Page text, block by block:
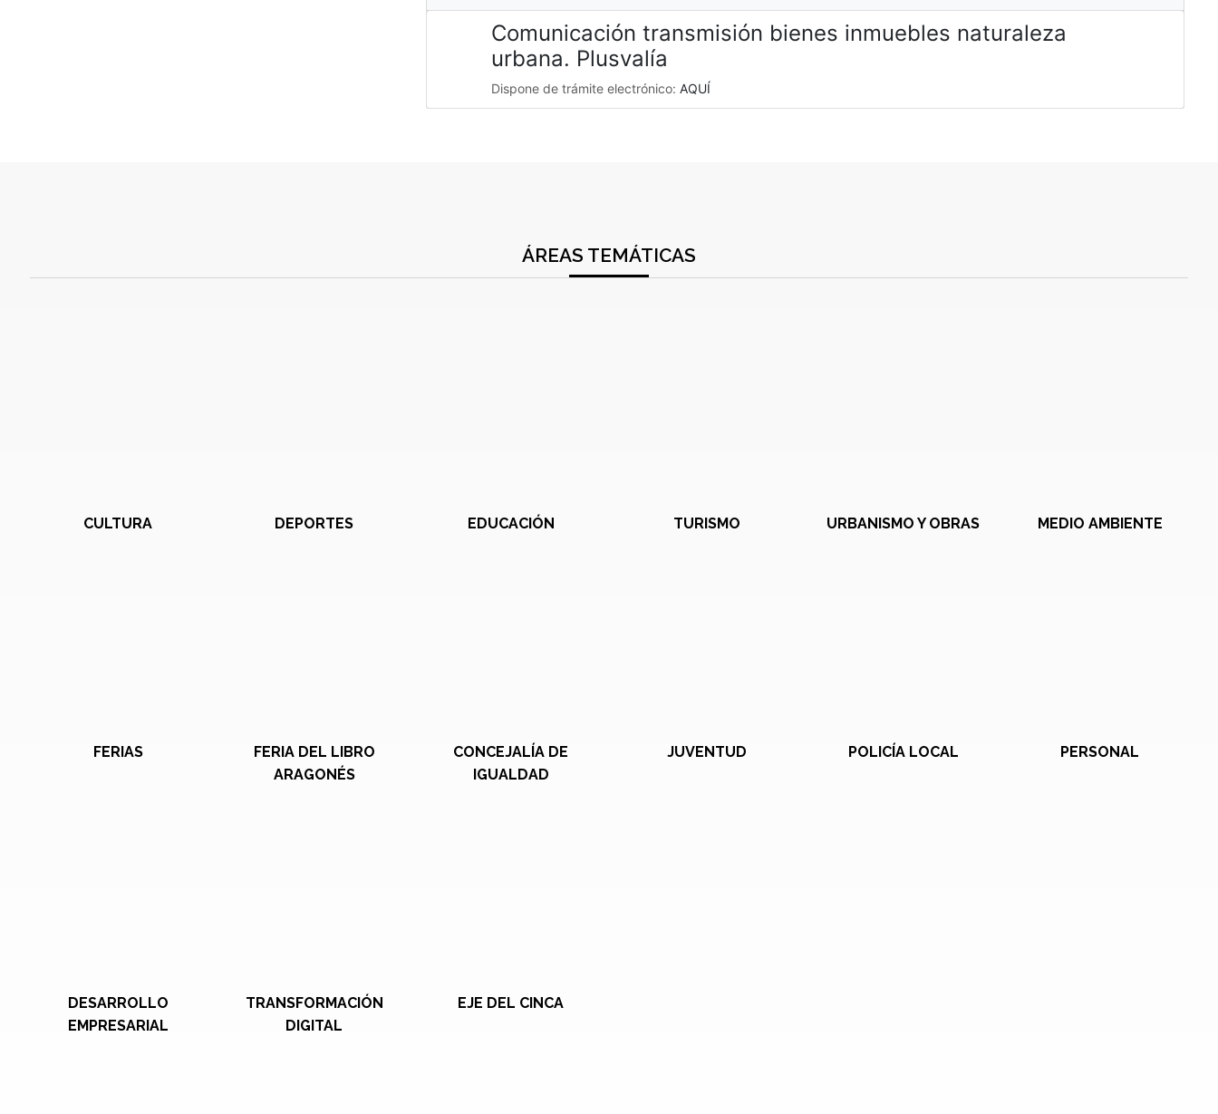
Comunicación transmisión bienes inmuebles naturaleza
urbana. Plusvalía
Dispone de trámite electrónico:AQUÍ
ÁREAS TEMÁTICAS
CULTURA DEPORTES EDUCACIÓN TURISMO URBANISMO Y OBRAS MEDIO AMBIENTE
FERIAS
FERIA DEL LIBRO
ARAGONÉS
CONCEJALÍA DE
IGUALDAD
JUVENTUD POLICÍA LOCAL PERSONAL
DESARROLLO
EMPRESARIAL
TRANSFORMACIÓN
DIGITAL
EJE DEL CINCA